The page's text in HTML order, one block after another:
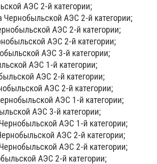
АЭС 2-й категории;
АЭС 2-й категории;
АЭС 2-й категории;
АЭС 2-й категории;
АЭС 3-й категории;
АЭС 1-й категории;
АЭС 2-й категории;
АЭС 2-й категории;
АЭС 1-й категории;
АЭС 3-й категории;
АЭС 1-й категории;
АЭС 2-й категории;
АЭС 2-й категории;
АЭС 2-й категории;